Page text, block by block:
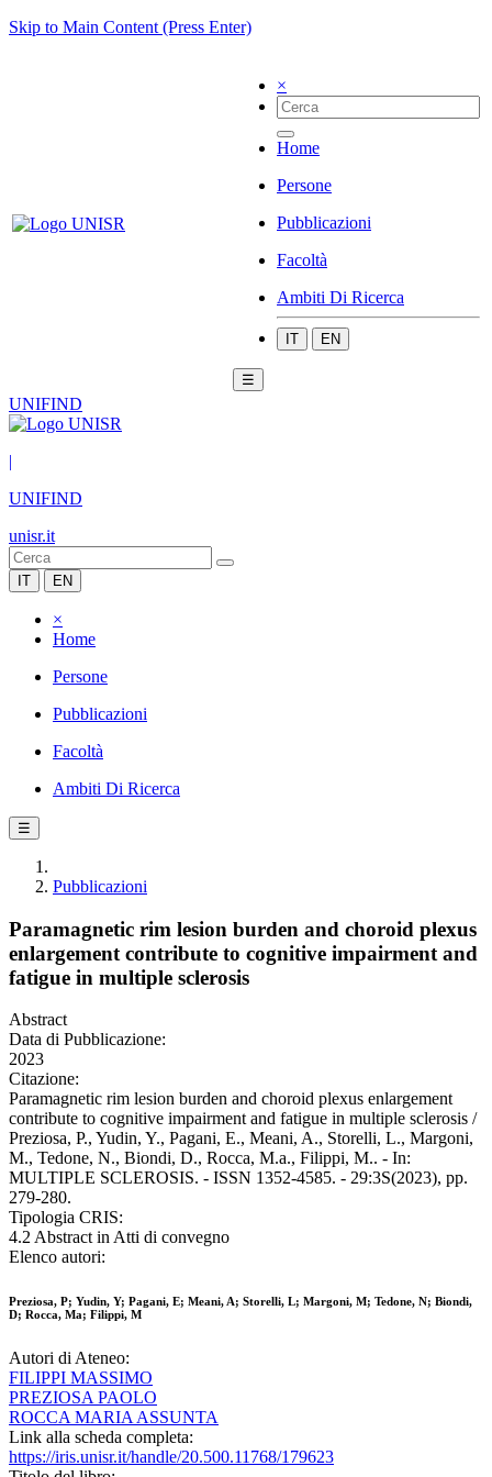
Skip to Main Content (Press Enter)
×
Home
Persone
Pubblicazioni
Facoltà
Ambiti Di Ricerca
IT EN
☰
UNIFIND
|
UNIFIND
unisr.it
IT EN
×
Home
Persone
Pubblicazioni
Facoltà
Ambiti Di Ricerca
☰
Pubblicazioni
Paramagnetic rim lesion burden and choroid plexus
enlargement contribute to cognitive impairment and
fatigue in multiple sclerosis
Abstract
Data di Pubblicazione:
2023
Citazione:
Paramagnetic rim lesion burden and choroid plexus enlargement
contribute to cognitive impairment and fatigue in multiple sclerosis /
Preziosa, P., Yudin, Y., Pagani, E., Meani, A., Storelli, L., Margoni,
M., Tedone, N., Biondi, D., Rocca, M.a., Filippi, M.. - In:
MULTIPLE SCLEROSIS. - ISSN 1352-4585. - 29:3S(2023), pp.
279-280.
Tipologia CRIS:
4.2 Abstract in Atti di convegno
Elenco autori:
Preziosa, P; Yudin, Y; Pagani, E; Meani, A; Storelli, L; Margoni, M; Tedone, N; Biondi,
D; Rocca, Ma; Filippi, M
Autori di Ateneo:
FILIPPI MASSIMO
PREZIOSA PAOLO
ROCCA MARIA ASSUNTA
Link alla scheda completa:
https://iris.unisr.it/handle/20.500.11768/179623